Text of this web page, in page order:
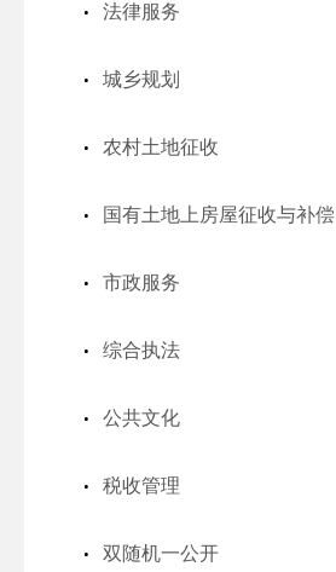
法律服务
城乡规划
农村土地征收
国有土地上房屋征收与补偿
市政服务
综合执法
公共文化
税收管理
双随机一公开